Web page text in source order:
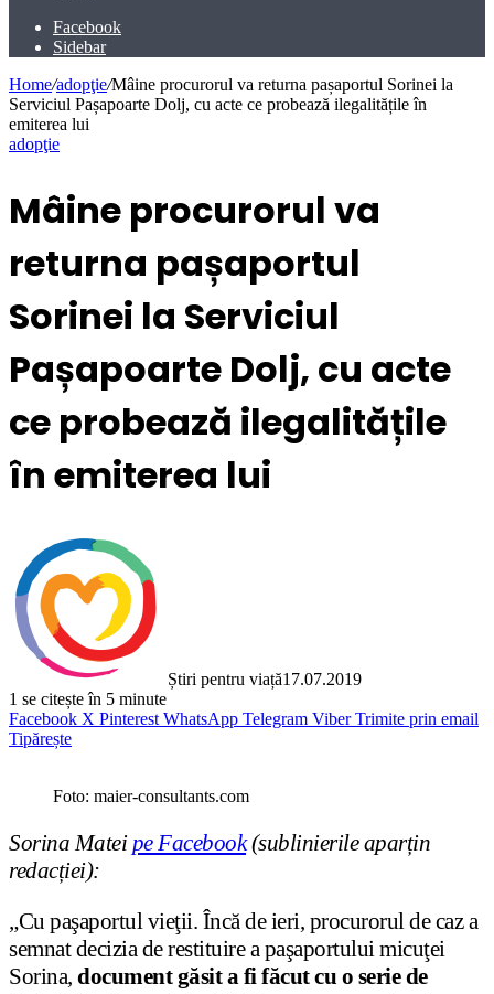
Facebook
Sidebar
Home/adopţie/Mâine procurorul va returna pașaportul Sorinei la
Serviciul Pașapoarte Dolj, cu acte ce probează ilegalitățile în
emiterea lui
adopţie
Mâine procurorul va
returna pașaportul
Sorinei la Serviciul
Pașapoarte Dolj, cu acte
ce probează ilegalitățile
în emiterea lui
Știri pentru viață17.07.2019
1 se citește în 5 minute
Facebook X Pinterest WhatsApp Telegram Viber Trimite prin email
Tipărește
Foto: maier-consultants.com
Sorina Mateipe Facebook(sublinierile aparțin
redacției):
„Cu paşaportul vieţii. Încă de ieri, procurorul de caz a
semnat decizia de restituire a paşaportului micuţei
Sorina, document găsit a fi făcut cu o serie de